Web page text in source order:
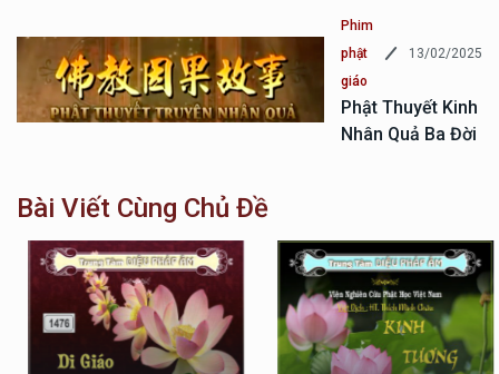
Phim
phật
giáo
13/02/2025
Phật Thuyết Kinh
Nhân Quả Ba Đời
Bài Viết Cùng Chủ Đề